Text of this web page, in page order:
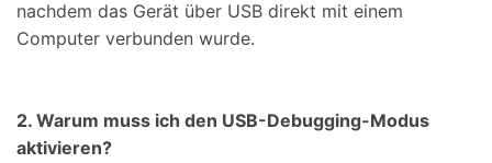
nachdem das Gerät über USB direkt mit einem
Computer verbunden wurde.
2. Warum muss ich den USB-Debugging-Modus
aktivieren?